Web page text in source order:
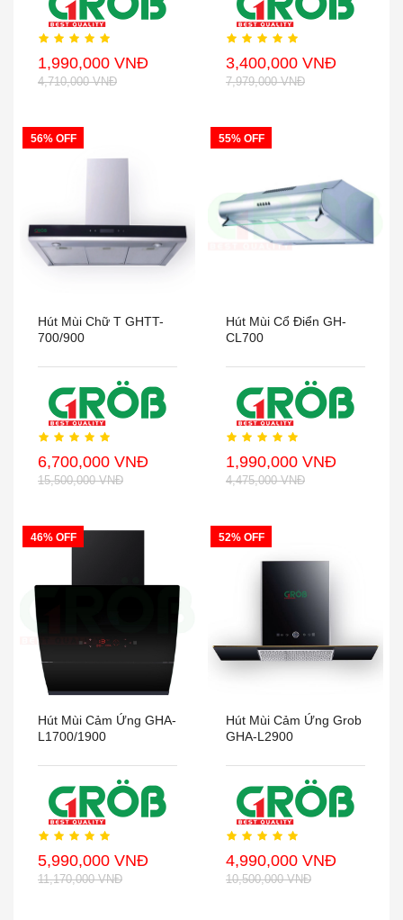
1,990,000 VNĐ
4,710,000 VNĐ
3,400,000 VNĐ
7,979,000 VNĐ
56% OFF
Hút Mùi Chữ T GHTT-
700/900
6,700,000 VNĐ
15,500,000 VNĐ
55% OFF
Hút Mùi Cổ Điển GH-
CL700
1,990,000 VNĐ
4,475,000 VNĐ
46% OFF
Hút Mùi Cảm Ứng GHA-
L1700/1900
5,990,000 VNĐ
11,170,000 VNĐ
52% OFF
Hút Mùi Cảm Ứng Grob
GHA-L2900
4,990,000 VNĐ
10,500,000 VNĐ